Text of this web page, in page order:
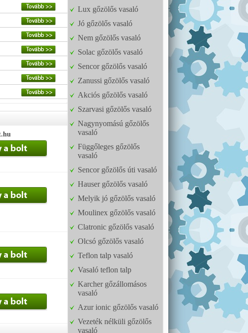
Lux gőzölős vasaló
Jó gőzölős vasaló
Nem gőzölős vasaló
Solac gőzölős vasaló
Sencor gőzölős vasaló
Zanussi gőzölős vasaló
Akciós gőzölős vasaló
Szarvasi gőzölős vasaló
Nagynyomású gőzölős
vasaló
Függőleges gőzölős
vasaló
Sencor gőzölős úti vasaló
Hauser gőzölős vasaló
Melyik jó gőzölős vasaló
Moulinex gőzölős vasaló
Clatronic gőzölős vasaló
Olcsó gőzölős vasaló
Teflon talp vasaló
Vasaló teflon talp
Karcher gőzállomásos
vasaló
Azur ionic gőzölős vasaló
Vezeték nélküli gőzölős
vasaló